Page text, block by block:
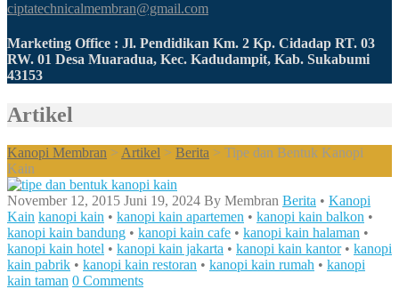
ciptatechnicalmembran@gmail.com
Marketing Office : Jl. Pendidikan Km. 2 Kp. Cidadap RT. 03
RW. 01 Desa Muaradua, Kec. Kadudampit, Kab. Sukabumi
43153
Artikel
Kanopi Membran > Artikel > Berita > Tipe dan Bentuk Kanopi
Kain
November 12, 2015 Juni 19, 2024 By Membran Berita • Kanopi
Kain kanopi kain • kanopi kain apartemen • kanopi kain balkon •
kanopi kain bandung • kanopi kain cafe • kanopi kain halaman •
kanopi kain hotel • kanopi kain jakarta • kanopi kain kantor• kanopi
kain pabrik • kanopi kain restoran • kanopi kain rumah • kanopi
kain taman 0 Comments